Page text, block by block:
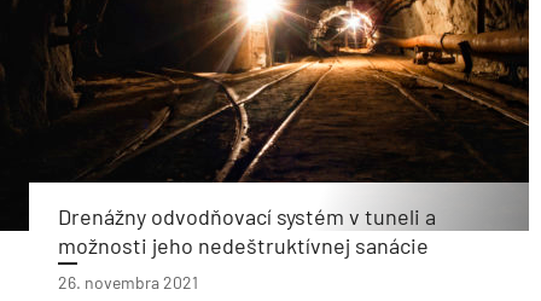
Drenážny odvodňovací systém v tuneli a
možnosti jeho nedeštruktívnej sanácie
26. novembra 2021